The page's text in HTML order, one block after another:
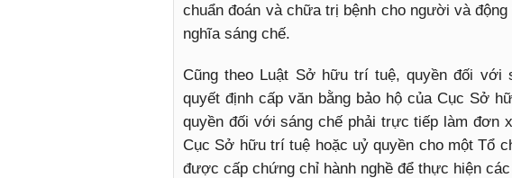
chuẩn đoán và chữa trị bệnh cho người và
nghĩa sáng chế.
Cũng theo Luật Sở hữu trí tuệ, quyền đối
quyết định cấp văn bằng bảo hộ của Cục Sở
quyền đối với sáng chế phải trực tiếp làm đơn
Cục Sở hữu trí tuệ hoặc uỷ quyền cho một Tổ
được cấp chứng chỉ hành nghề để thực hiện